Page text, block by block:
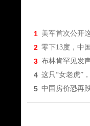
1 美军首次公开
2 零下13度，中
3 布林肯罕见发
4 这只“女老虎”
5 中国房价恐再